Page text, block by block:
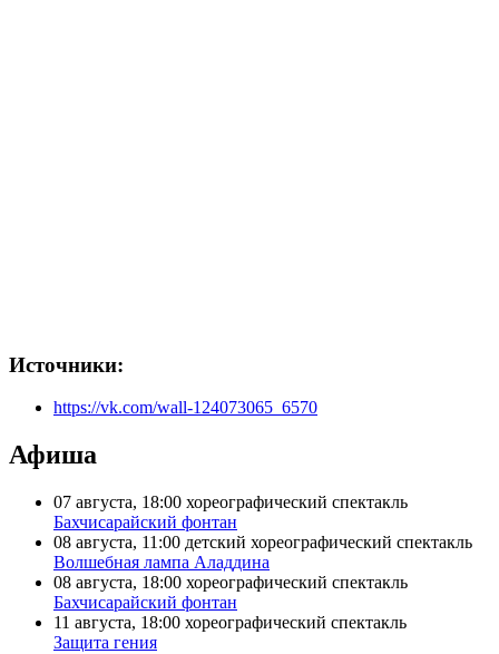
Источники:
https://vk.com/wall-124073065_6570
Афиша
07 августа, 18:00 хореографический спектакль
Бахчисарайский фонтан
08 августа, 11:00 детский хореографический спектакль
Волшебная лампа Аладдина
08 августа, 18:00 хореографический спектакль
Бахчисарайский фонтан
11 августа, 18:00 хореографический спектакль
Защита гения